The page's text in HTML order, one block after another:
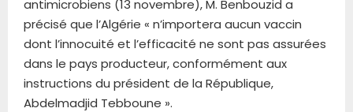
antimicrobiens (13 novembre), M. Benbouzid a
précisé que l’Algérie « n’importera aucun vaccin
dont l’innocuité et l’efficacité ne sont pas assurées
dans le pays producteur, conformément aux
instructions du président de la République,
Abdelmadjid Tebboune ».